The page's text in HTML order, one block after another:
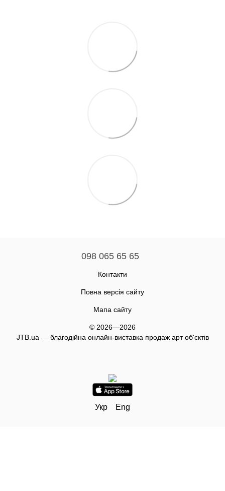
098 065 65 65
Контакти
Повна версія сайту
Мапа сайту
© 2026—2026
JTB.ua — благодійна онлайн-виставка продаж арт об'єктів
Укр Eng